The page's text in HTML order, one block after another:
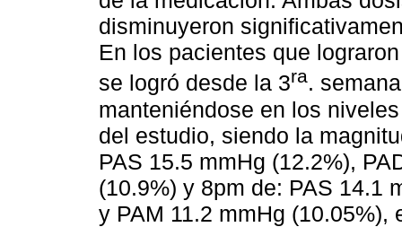
disminuyeron
En los pacientes que
se logró desde la 3ra.
manteniéndose en los
del estudio, siendo la
PAS 15.5 mmHg (12.2%),
(10.9%) y 8pm de: PAS 14.1
y PAM 11.2 mmHg